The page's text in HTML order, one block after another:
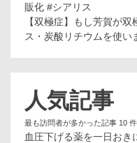
販化 #シアリス
【双極症】もし芳賀が
ス・炭酸リチウムを使い
人気記事
最も訪問者が多かった記事 10
血圧下げる薬を一日お